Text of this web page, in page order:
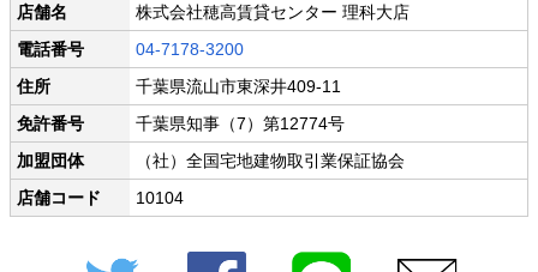
店舗名
株式会社穂高賃貸センター 理科大店
電話番号
04-7178-3200
住所
千葉県流山市東深井409-11
免許番号
千葉県知事（7）第12774号
加盟団体
（社）全国宅地建物取引業保証協会
店舗コード
10104
Twitter Facebook